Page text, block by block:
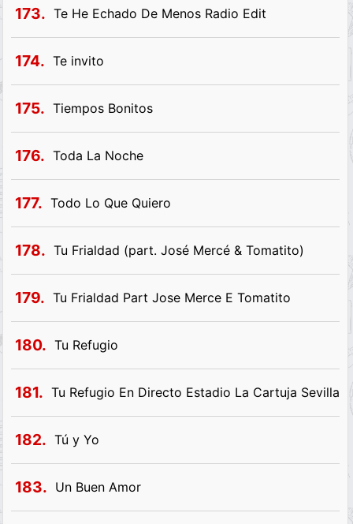
173. Te He Echado De Menos Radio Edit
174. Te invito
175. Tiempos Bonitos
176. Toda La Noche
177. Todo Lo Que Quiero
178. Tu Frialdad (part. José Mercé & Tomatito)
179. Tu Frialdad Part Jose Merce E Tomatito
180. Tu Refugio
181. Tu Refugio En Directo Estadio La Cartuja Sevilla
182. Tú y Yo
183. Un Buen Amor